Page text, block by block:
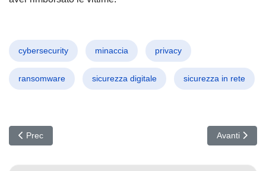
cybersecurity minaccia privacy
ransomware sicurezza digitale sicurezza in rete
Articolo precedente: Una backdoor compromette i repository PHP
Prec Articolo
Avanti